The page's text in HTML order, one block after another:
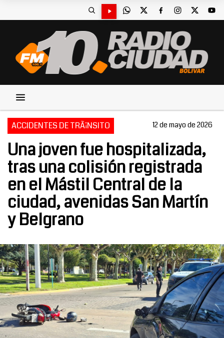
ACCIDENTES DE TRÃ¡NSITO 12 de mayo de 2026
Una joven fue hospitalizada,
tras una colisión registrada
en el Mástil Central de la
ciudad, avenidas San Martín
y Belgrano